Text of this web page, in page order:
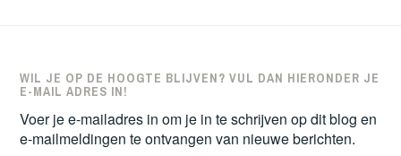
WIL JE OP DE HOOGTE BLIJVEN? VUL DAN HIERONDER JE
E-MAIL ADRES IN!
Voer je e-mailadres in om je in te schrijven op dit blog en
e-mailmeldingen te ontvangen van nieuwe berichten.